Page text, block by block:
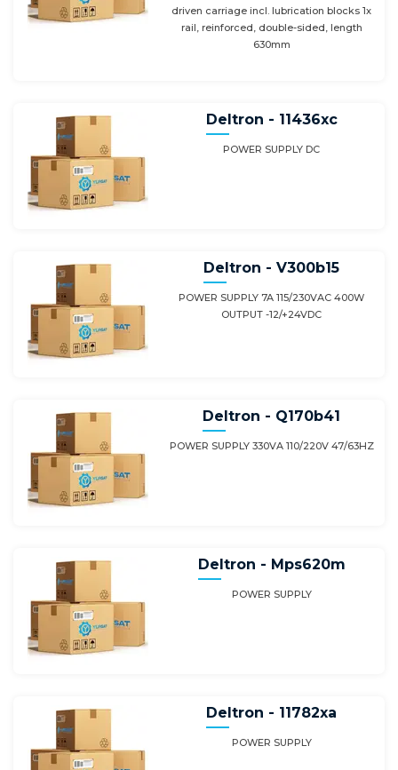
driven carriage incl. lubrication blocks 1x
rail, reinforced, double-sided, length
630mm
Deltron - 11436xc
POWER SUPPLY DC
Deltron - V300b15
POWER SUPPLY 7A 115/230VAC 400W
OUTPUT -12/+24VDC
Deltron - Q170b41
POWER SUPPLY 330VA 110/220V 47/63HZ
Deltron - Mps620m
POWER SUPPLY
Deltron - 11782xa
POWER SUPPLY